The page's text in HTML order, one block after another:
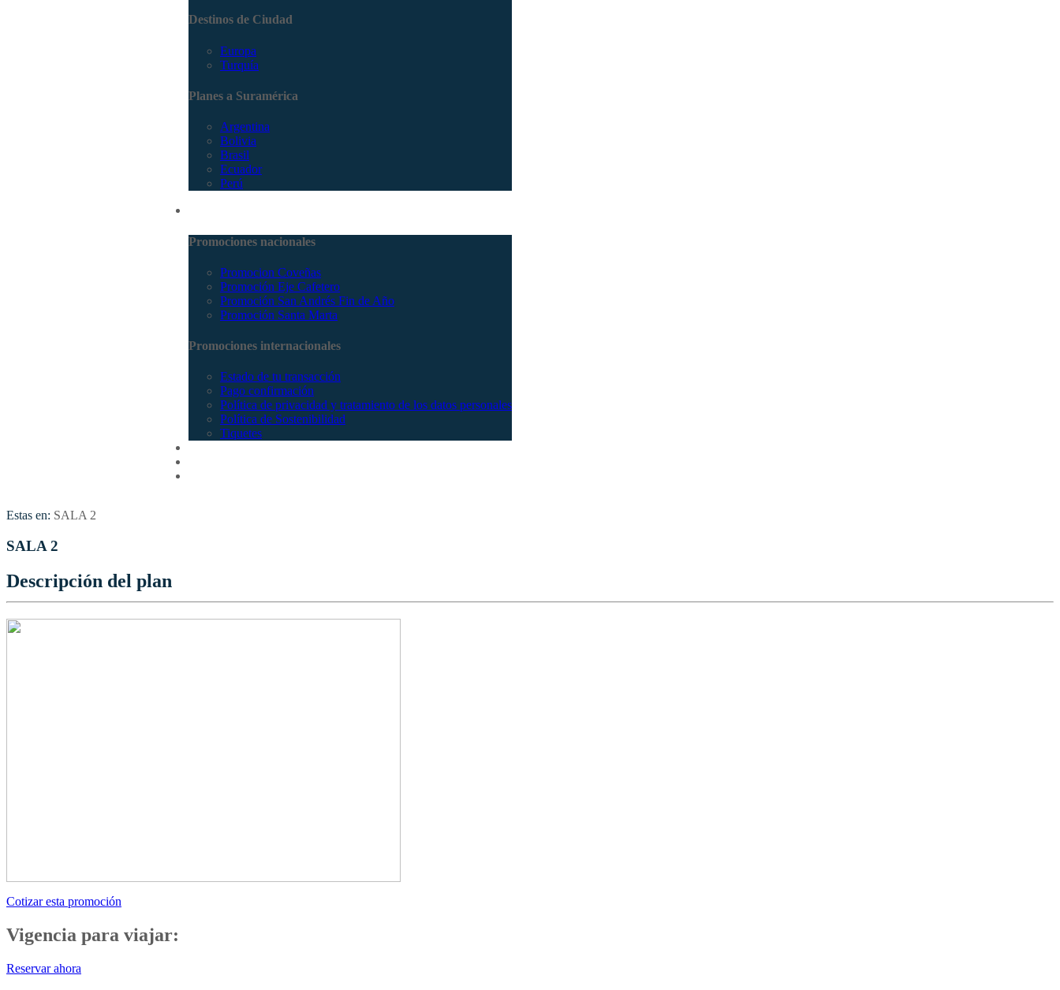
Destinos de Ciudad
Europa
Turquía
Planes a Suramérica
Argentina
Bolivia
Brasil
Ecuador
Perú
Promociones nacionales
Promocion Coveñas
Promoción Eje Cafetero
Promoción San Andrés Fin de Año
Promoción Santa Marta
Promociones internacionales
Estado de tu transacción
Pago confirmación
Política de privacidad y tratamiento de los datos personales
Política de Sostenibilidad
Tiquetes
Estas en: SALA 2
SALA 2
Descripción del plan
Cotizar esta promoción
Vigencia para viajar:
Reservar ahora